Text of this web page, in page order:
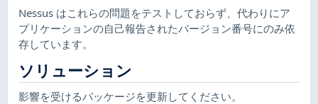
Nessus はこれらの問題をテストしておらず、代わりにア
プリケーションの自己報告されたバージョン番号にのみ依
存しています。
ソリューション
影響を受けるパッケージを更新してください。